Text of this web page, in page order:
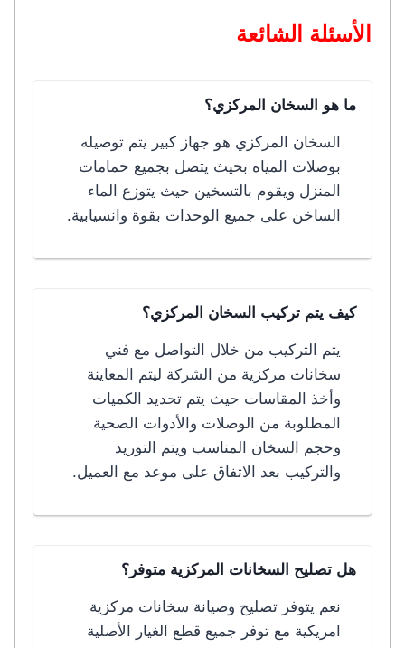
الأسئلة الشائعة
ما هو السخان المركزي؟
السخان المركزي هو جهاز كبير يتم توصيله
بوصلات المياه بحيث يتصل بجميع حمامات
المنزل ويقوم بالتسخين حيث يتوزع الماء
الساخن على جميع الوحدات بقوة وانسيابية.
كيف يتم تركيب السخان المركزي؟
يتم التركيب من خلال التواصل مع فني
سخانات مركزية من الشركة ليتم المعاينة
وأخذ المقاسات حيث يتم تحديد الكميات
المطلوبة من الوصلات والأدوات الصحية
وحجم السخان المناسب ويتم التوريد
والتركيب بعد الاتفاق على موعد مع العميل.
هل تصليح السخانات المركزية متوفر؟
نعم يتوفر تصليح وصيانة سخانات مركزية
امريكية مع توفر جميع قطع الغيار الأصلية